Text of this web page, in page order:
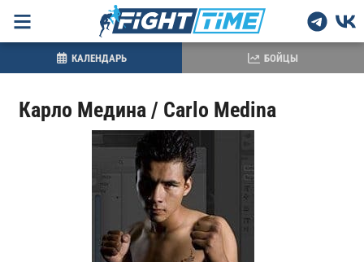
Карло Медина / Carlo Medina
КАЛЕНДАРЬ БОЙЦЫ